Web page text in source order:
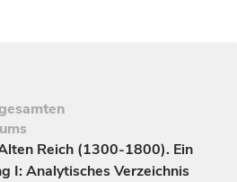
Reich (1300-1800). Ein
I: Analytisches Verzeichnis